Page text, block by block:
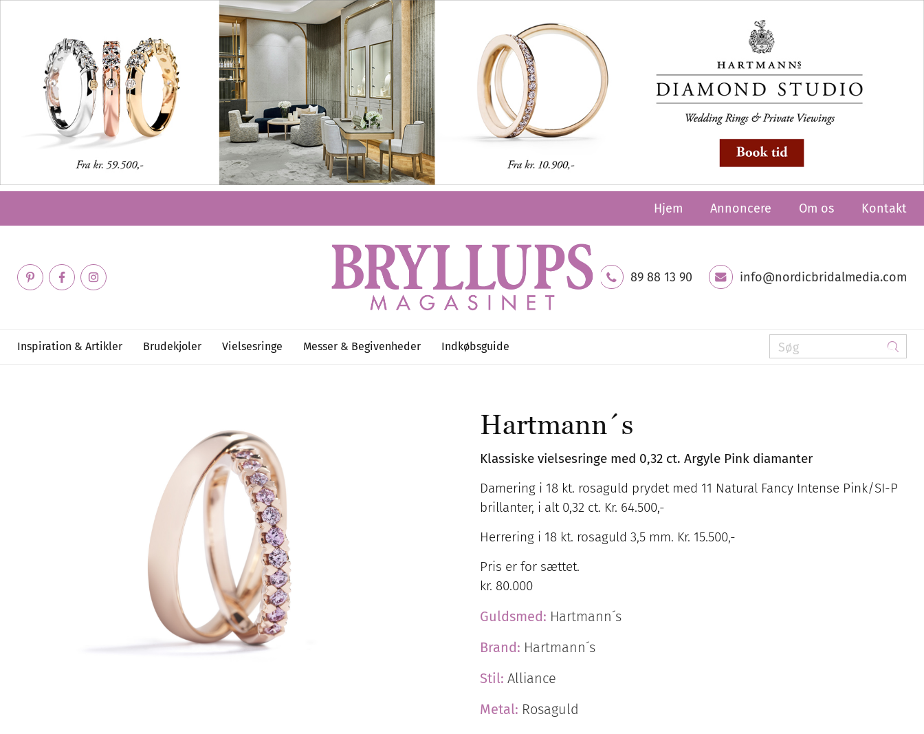
Hjem Annoncere Om os Kontakt
89 88 13 90 info@nordicbridalmedia.com
Inspiration & Artikler Brudekjoler Vielsesringe Messer & Begivenheder Indkøbsguide
Hartmann´s
Klassiske vielsesringe med 0,32 ct. Argyle Pink diamanter
Damering i 18 kt. rosaguld prydet med 11 Natural Fancy Intense Pink/SI-P
brillanter, i alt 0,32 ct. Kr. 64.500,-
Herrering i 18 kt. rosaguld 3,5 mm. Kr. 15.500,-
Pris er for sættet.
kr. 80.000
Guldsmed: Hartmann´s
Brand: Hartmann´s
Stil: Alliance
Metal: Rosaguld